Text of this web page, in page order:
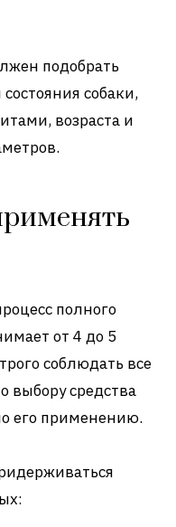
подобрать
собаки,
возраста и
полного
от 4 до 5
соблюдать все
выбору средства
его применению.